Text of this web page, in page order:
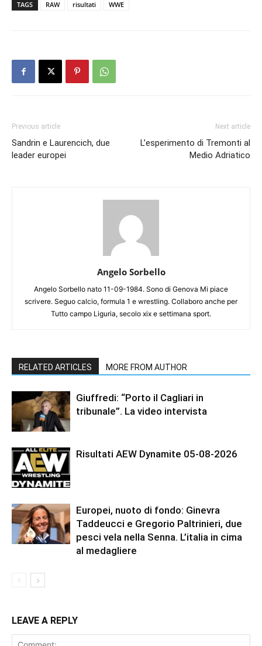
TAGS RAW risultati WWE
Previous article
Sandrin e Laurencich, due
leader europei
Next article
L’esperimento di Tremonti al
Medio Adriatico
Angelo Sorbello
Angelo Sorbello nato 11-09-1984. Sono di Genova Mi piace
scrivere. Seguo calcio, formula 1 e wrestling. Collaboro anche per
Tutto campo Liguria, secolo xix e settimana sport.
RELATED ARTICLES MORE FROM AUTHOR
Giuffredi: “Porto il Cagliari in
tribunale”. La video intervista
Risultati AEW Dynamite 05-08-2026
Europei, nuoto di fondo: Ginevra
Taddeucci e Gregorio Paltrinieri, due
pesci vela nella Senna. L’italia in cima
al medagliere
LEAVE A REPLY